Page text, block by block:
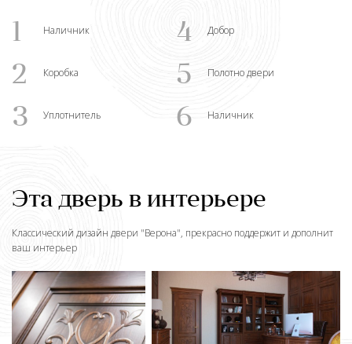
1 Наличник 4 Добор
2 Коробка 5 Полотно двери
3 Уплотнитель 6 Наличник
Эта дверь в интерьере
Классический дизайн двери "Верона", прекрасно поддержит и дополнит
ваш интерьер